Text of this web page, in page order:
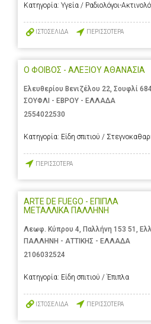
Κατηγορία: Υγεία / Ραδιολόγοι-
ΙΣΤΟΣΕΛΙΔΑ ΠΕΡΙΣΣΟΤΕΡΑ
Ο ΦΟΙΒΟΣ - ΑΛΕΞΙΟΥ ΑΘΑΝΑΣΙΑ
Ελευθερίου Βενιζέλου 22, Σουφλί
ΣΟΥΦΛΙ - ΕΒΡΟΥ - ΕΛΛΑΔΑ
2554022530
Κατηγορία: Είδη σπιτιού /
ΠΕΡΙΣΣΟΤΕΡΑ
ARTE DE FUEGO - ΕΠΙΠΛΑ
ΜΕΤΑΛΛΙΚΑ ΠΑΛΛΗΝΗ
Λεωφ. Κύπρου 4, Παλλήνη 153 51,
ΠΑΛΛΗΝΗ - ΑΤΤΙΚΗΣ - ΕΛΛΑΔΑ
2106032524
Κατηγορία: Είδη σπιτιού / Έπιπλα
ΙΣΤΟΣΕΛΙΔΑ ΠΕΡΙΣΣΟΤΕΡΑ